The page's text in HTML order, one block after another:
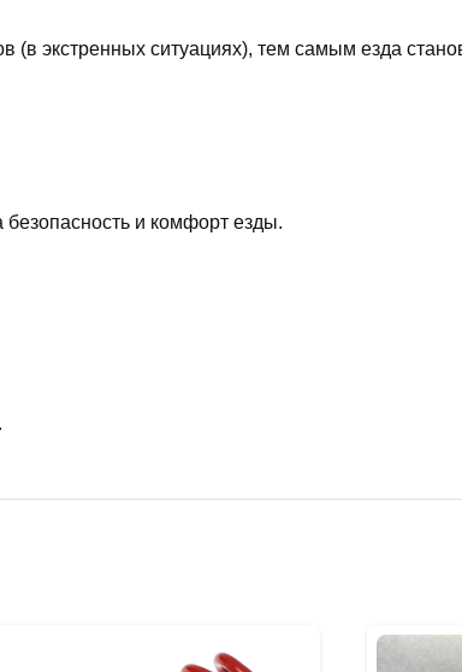
экстренных ситуациях), тем самым езда
и комфорт езды.